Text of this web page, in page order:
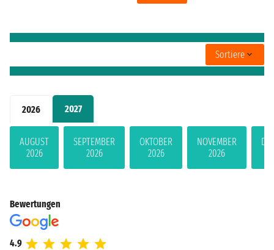
2026 2027
AUGUST
2026
SEPTEMBER
2026
OKTOBER
2026
NOVEMBER
2026
Sortiere
Bewertungen
4.9